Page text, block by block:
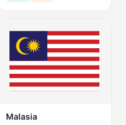
Malasia